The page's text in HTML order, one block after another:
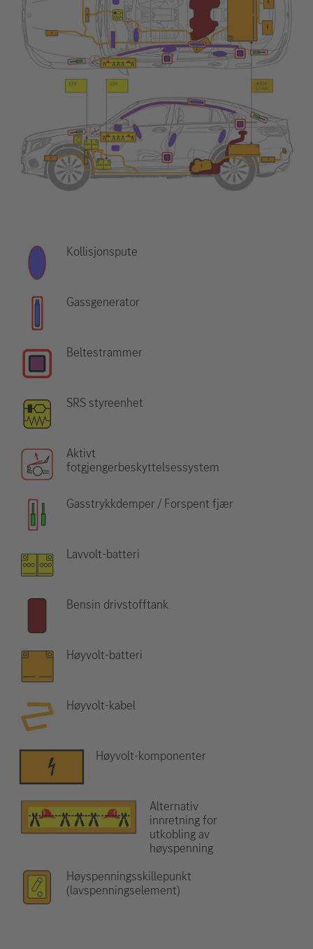
Kollisjonspute
Gassgenerator
Beltestrammer
SRS styreenhet
Aktivt
fotgjengerbeskyttelsessystem
Gasstrykkdemper / Forspent fjær
Lavvolt-batteri
Bensin drivstofftank
Høyvolt-batteri
Høyvolt-kabel
Høyvolt-komponenter
Alternativ
innretning for
utkobling av
høyspenning
Høyspenningsskillepunkt
(lavspenningselement)